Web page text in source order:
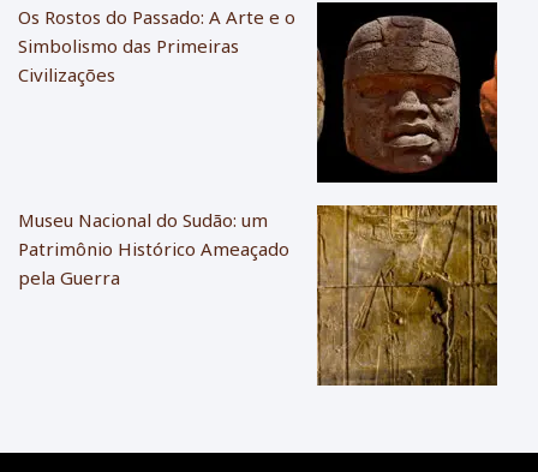
Os Rostos do Passado: A Arte e o
Simbolismo das Primeiras
Civilizações
Museu Nacional do Sudão: um
Patrimônio Histórico Ameaçado
pela Guerra